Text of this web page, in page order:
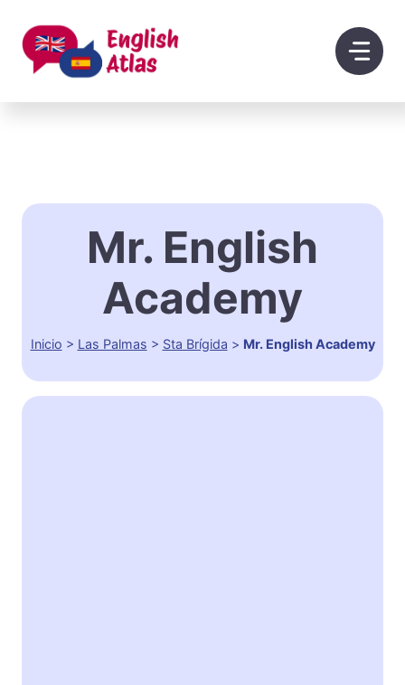
contenido
Mr. English
Academy
Inicio > Las Palmas > Sta Brígida > Mr. English Academy